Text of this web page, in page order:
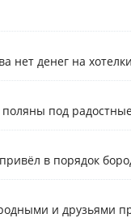
нет денег на
поляны под
в порядок
и друзьями